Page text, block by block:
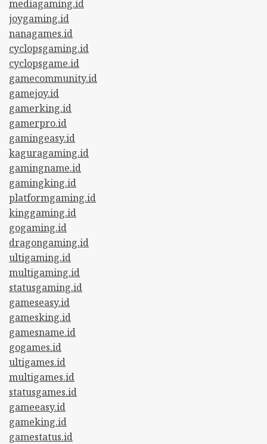
mediagaming.id
joygaming.id
nanagames.id
cyclopsgaming.id
cyclopsgame.id
gamecommunity.id
gamejoy.id
gamerking.id
gamerpro.id
gamingeasy.id
kaguragaming.id
gamingname.id
gamingking.id
platformgaming.id
kinggaming.id
gogaming.id
dragongaming.id
ultigaming.id
multigaming.id
statusgaming.id
gameseasy.id
gamesking.id
gamesname.id
gogames.id
ultigames.id
multigames.id
statusgames.id
gameeasy.id
gameking.id
gamestatus.id